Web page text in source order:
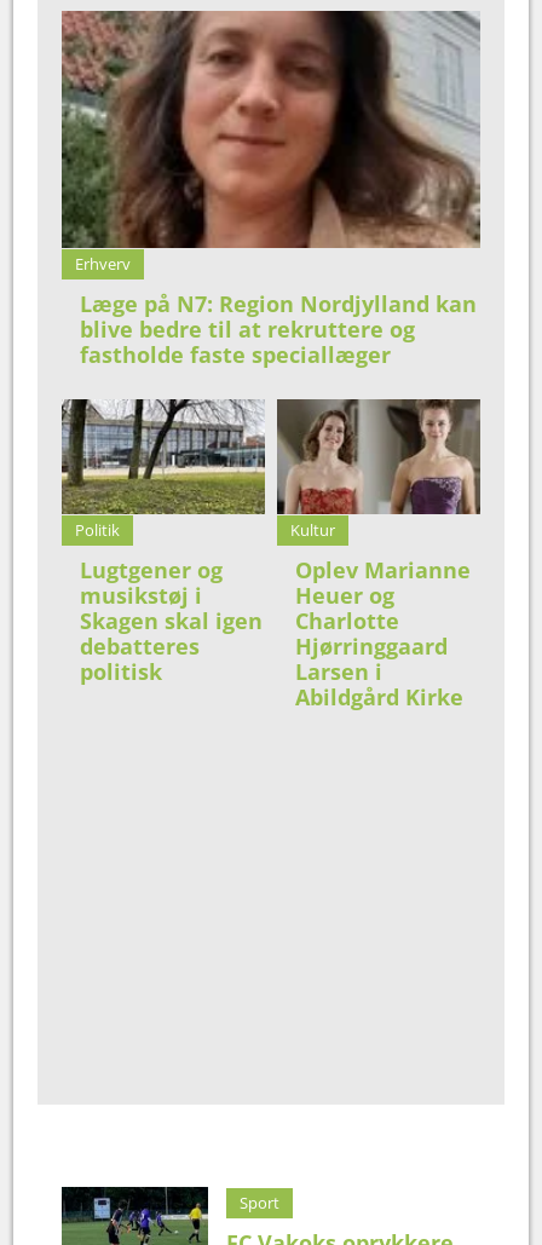
Erhverv
Læge på N7: Region Nordjylland kan
blive bedre til at rekruttere og
fastholde faste speciallæger
Politik
Lugtgener og
musikstøj i
Skagen skal igen
debatteres
politisk
Kultur
Oplev Marianne
Heuer og
Charlotte
Hjørringgaard
Larsen i
Abildgård Kirke
Sport